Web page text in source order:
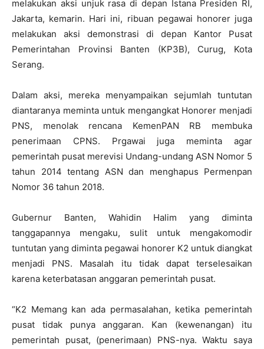
melakukan aksi unjuk rasa di depan Istana Presiden RI,
Jakarta, kemarin. Hari ini, ribuan pegawai honorer juga
melakukan aksi demonstrasi di depan Kantor Pusat
Pemerintahan Provinsi Banten (KP3B), Curug, Kota
Serang.
Dalam aksi, mereka menyampaikan sejumlah tuntutan
diantaranya meminta untuk mengangkat Honorer menjadi
PNS, menolak rencana KemenPAN RB membuka
penerimaan CPNS. Prgawai juga meminta agar
pemerintah pusat merevisi Undang-undang ASN Nomor 5
tahun 2014 tentang ASN dan menghapus Permenpan
Nomor 36 tahun 2018.
Gubernur Banten, Wahidin Halim yang diminta
tanggapannya mengaku, sulit untuk mengakomodir
tuntutan yang diminta pegawai honorer K2 untuk diangkat
menjadi PNS. Masalah itu tidak dapat terselesaikan
karena keterbatasan anggaran pemerintah pusat.
“K2 Memang kan ada permasalahan, ketika pemerintah
pusat tidak punya anggaran. Kan (kewenangan) itu
pemerintah pusat, (penerimaan) PNS-nya. Waktu saya